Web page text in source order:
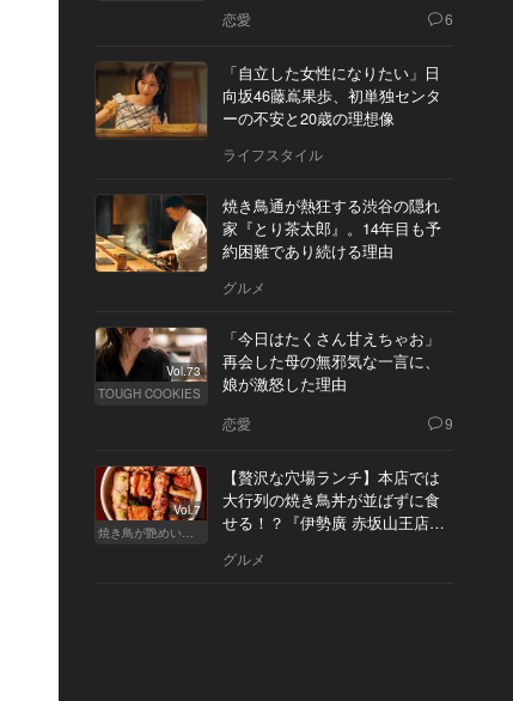
恋愛 6
「自立した女性になりたい」日
向坂46藤嶌果歩、初単独センタ
ーの不安と20歳の理想像
ライフスタイル
焼き鳥通が熱狂する渋谷の隠れ
家『とり茶太郎』。14年目も予
約困難であり続ける理由
グルメ
Vol.73
TOUGH COOKIES
「今日はたくさん甘えちゃお」
再会した母の無邪気な一言に、
娘が激怒した理由
恋愛 9
Vol.7
焼き鳥が艶めいてきた
【贅沢な穴場ランチ】本店では
大行列の焼き鳥丼が並ばずに食
せる！？『伊勢廣 赤坂山王店』
グルメ